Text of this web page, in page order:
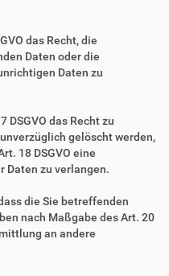
das Recht, die
Daten oder die
Daten zu
DSGVO das Recht zu
gelöscht werden,
18 DSGVO eine
Daten zu verlangen.
die Sie betreffenden
nach Maßgabe des Art. 20
an andere